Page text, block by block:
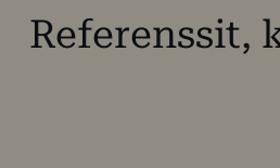
Referenssit,